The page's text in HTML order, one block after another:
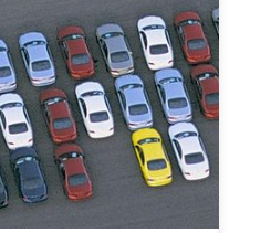
delle aree di sosta di Luigi
Antonino Rapicano I
destinato alla sosta di veicoli,
impermeabile. Tali aree di
sia come un intervento
viabilità sia come infrastruttura